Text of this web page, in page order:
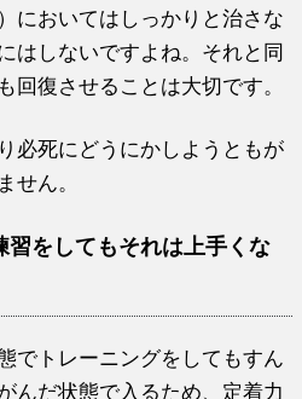
においてはしっかりと治さな
はしないですよね。それと同
回復させることは大切です。
必死にどうにかしようともが
せん。
習をしてもそれは上手くな
でトレーニングをしてもすん
んだ状態で入るため、定着力